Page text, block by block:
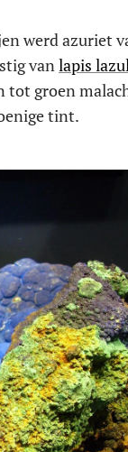
werd azuriet
vanlapis
tot groen
tint.